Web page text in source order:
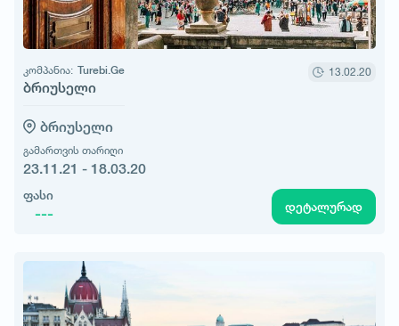
კომპანია: Turebi.Ge
ბრიუსელი
13.02.20
ბრიუსელი
გამართვის თარიღი
23.11.21 - 18.03.20
ფასი
--- დეტალურად